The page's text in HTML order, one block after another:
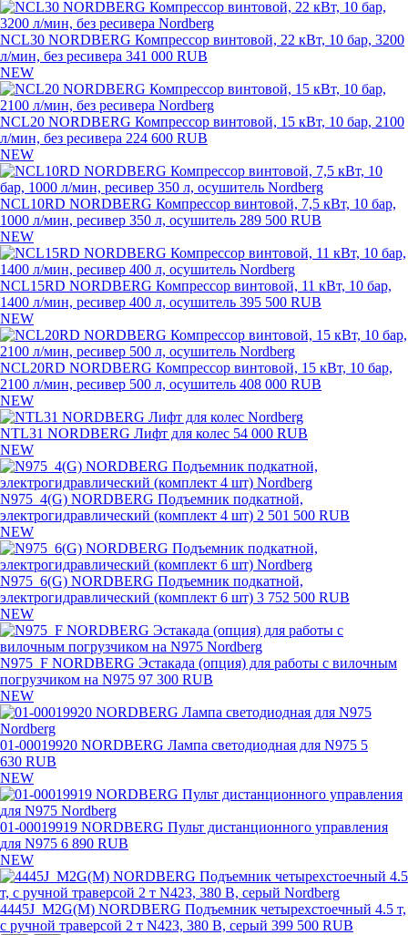
NCL30 NORDBERG Компрессор винтовой, 22 кВт, 10 бар, 3200
л/мин, без ресивера 341 000 RUB
NEW
NCL20 NORDBERG Компрессор винтовой, 15 кВт, 10 бар, 2100
л/мин, без ресивера 224 600 RUB
NEW
NCL10RD NORDBERG Компрессор винтовой, 7,5 кВт, 10 бар,
1000 л/мин, ресивер 350 л, осушитель 289 500 RUB
NEW
NCL15RD NORDBERG Компрессор винтовой, 11 кВт, 10 бар,
1400 л/мин, ресивер 400 л, осушитель 395 500 RUB
NEW
NCL20RD NORDBERG Компрессор винтовой, 15 кВт, 10 бар,
2100 л/мин, ресивер 500 л, осушитель 408 000 RUB
NEW
NTL31 NORDBERG Лифт для колес 54 000 RUB
NEW
N975_4(G) NORDBERG Подъемник подкатной,
электрогидравлический (комплект 4 шт) 2 501 500 RUB
NEW
N975_6(G) NORDBERG Подъемник подкатной,
электрогидравлический (комплект 6 шт) 3 752 500 RUB
NEW
N975_F NORDBERG Эстакада (опция) для работы с вилочным
погрузчиком на N975 97 300 RUB
NEW
01-00019920 NORDBERG Лампа светодиодная для N975 5
630 RUB
NEW
01-00019919 NORDBERG Пульт дистанционного управления
для N975 6 890 RUB
NEW
4445J_M2G(M) NORDBERG Подъемник четырехстоечный 4.5 т,
с ручной траверсой 2 т N423, 380 В, серый 399 500 RUB